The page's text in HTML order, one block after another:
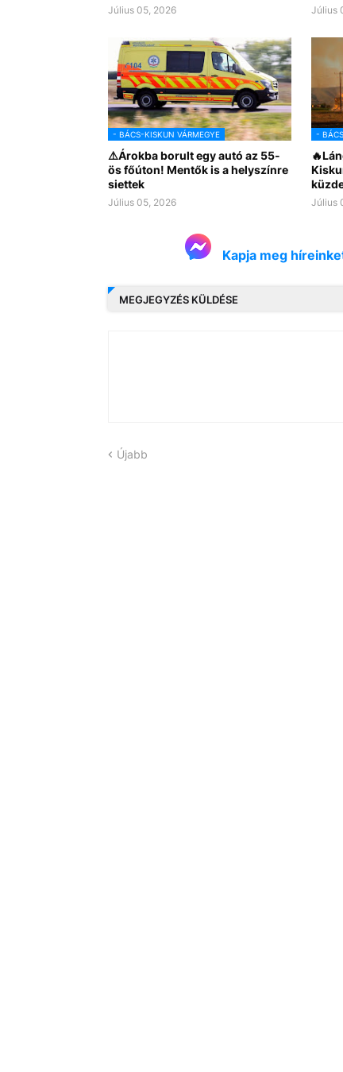
Július 05, 2026 Július
- BÁCS-KISKUN VÁRMEGYE
⚠️Árokba borult egy autó az 55-
ös főúton! Mentők is a helyszínre
siettek
Július 05, 2026
-
Július
Kapja meg
MEGJEGYZÉS KÜLDÉSE
Újabb